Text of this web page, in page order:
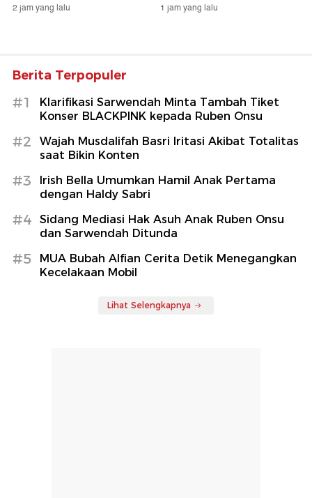
2 jam yang lalu 1 jam yang lalu
Berita Terpopuler
#1
Klarifikasi Sarwendah Minta Tambah Tiket
Konser BLACKPINK kepada Ruben Onsu
#2
Wajah Musdalifah Basri Iritasi Akibat Totalitas
saat Bikin Konten
#3
Irish Bella Umumkan Hamil Anak Pertama
dengan Haldy Sabri
#4
Sidang Mediasi Hak Asuh Anak Ruben Onsu
dan Sarwendah Ditunda
#5
MUA Bubah Alfian Cerita Detik Menegangkan
Kecelakaan Mobil
Lihat Selengkapnya